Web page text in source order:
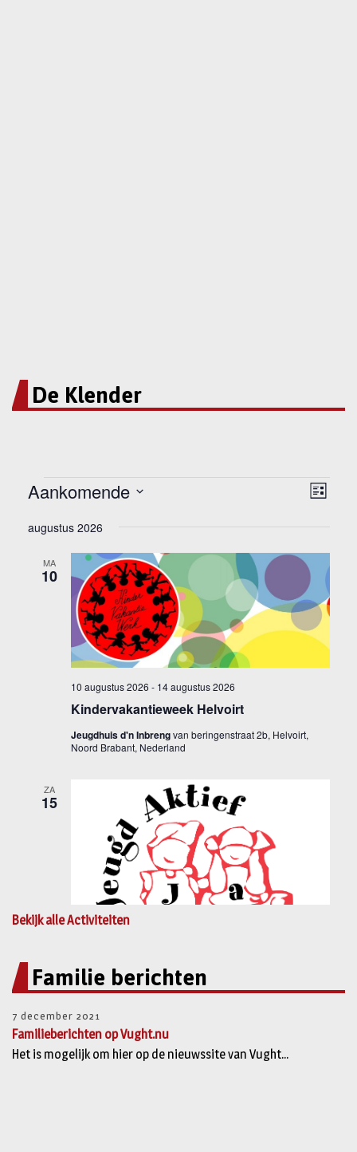
De Klender
Bekijk alle Activiteiten
Familie berichten
7 december 2021
Familieberichten op Vught.nu
Het is mogelijk om hier op de nieuwssite van Vught...